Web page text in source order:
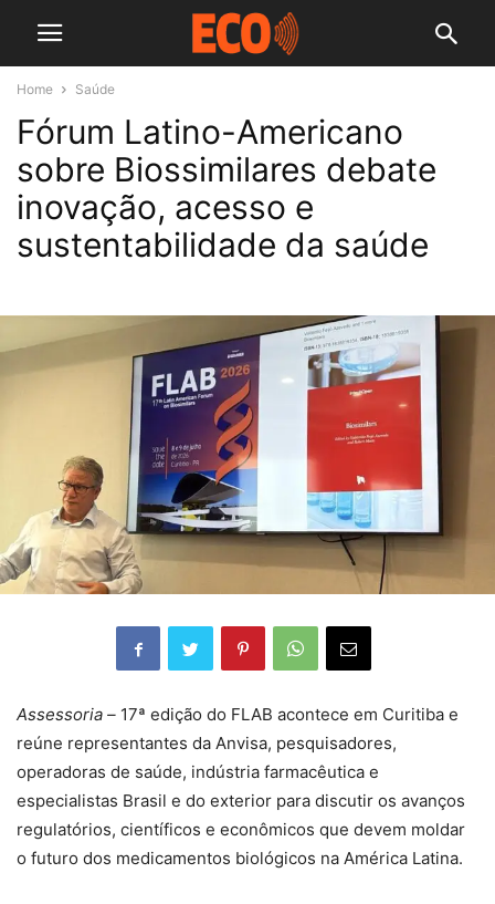
Home Saúde
Fórum Latino-Americano
sobre Biossimilares debate
inovação, acesso e
sustentabilidade da saúde
Assessoria – 17ª edição do FLAB acontece em Curitiba e
reúne representantes da Anvisa, pesquisadores,
operadoras de saúde, indústria farmacêutica e
especialistas Brasil e do exterior para discutir os avanços
regulatórios, científicos e econômicos que devem moldar
o futuro dos medicamentos biológicos na América Latina.